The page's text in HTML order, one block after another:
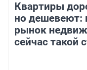
Квартиры
но дешевеют:
рынок
сейчас такой